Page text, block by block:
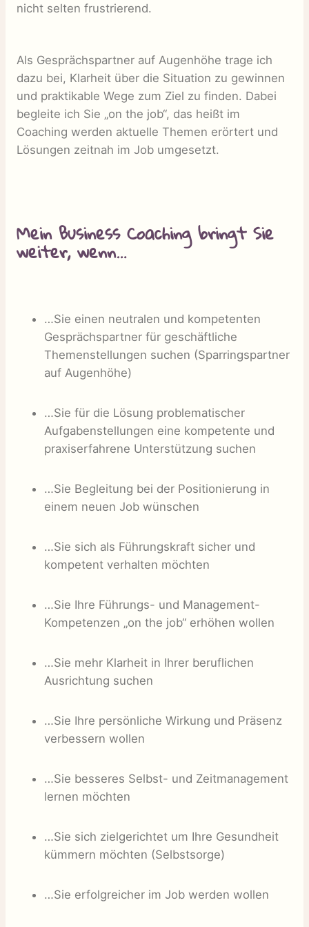
nicht selten frustrierend.
Als Gesprächspartner auf Augenhöhe trage ich
dazu bei, Klarheit über die Situation zu gewinnen
und praktikable Wege zum Ziel zu finden. Dabei
begleite ich Sie „on the job“, das heißt im
Coaching werden aktuelle Themen erörtert und
Lösungen zeitnah im Job umgesetzt.
Mein Business Coaching bringt Sie
weiter, wenn…
…Sie einen neutralen und kompetenten
Gesprächspartner für geschäftliche
Themenstellungen suchen (Sparringspartner
auf Augenhöhe)
…Sie für die Lösung problematischer
Aufgabenstellungen eine kompetente und
praxiserfahrene Unterstützung suchen
…Sie Begleitung bei der Positionierung in
einem neuen Job wünschen
…Sie sich als Führungskraft sicher und
kompetent verhalten möchten
…Sie Ihre Führungs- und Management-
Kompetenzen „on the job“ erhöhen wollen
…Sie mehr Klarheit in Ihrer beruflichen
Ausrichtung suchen
…Sie Ihre persönliche Wirkung und Präsenz
verbessern wollen
…Sie besseres Selbst- und Zeitmanagement
lernen möchten
…Sie sich zielgerichtet um Ihre Gesundheit
kümmern möchten (Selbstsorge)
…Sie erfolgreicher im Job werden wollen